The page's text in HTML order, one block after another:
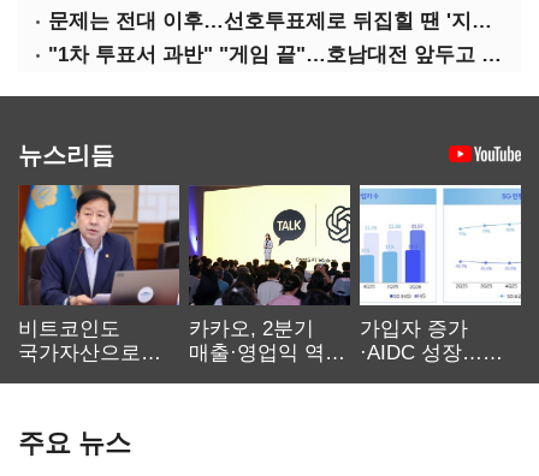
문제는 전대 이후…선호투표제로 뒤집힐 땐 '지지층 불복'
"1차 투표서 과반" "게임 끝"…호남대전 앞두고 '충돌'
뉴스리듬
비트코인도
국가자산으로…'
카카오, 2분기
매출·영업익 역대
가입자 증가
·AIDC 성장…
주요 뉴스